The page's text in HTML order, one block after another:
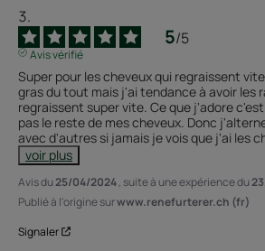
5/5
Avis vérifié
Super pour les cheveux qui regraissent
gras du tout mais j'ai tendance à avoir les
regraissent super vite. Ce que j'adore
pas le reste de mes cheveux. Donc
avec d'autres si jamais je vois que j'ai les
voir plus
Avis du25/04/2024, suite à une expérience du
Publié à l'origine surwww.renefurterer.ch (fr)
Signaler